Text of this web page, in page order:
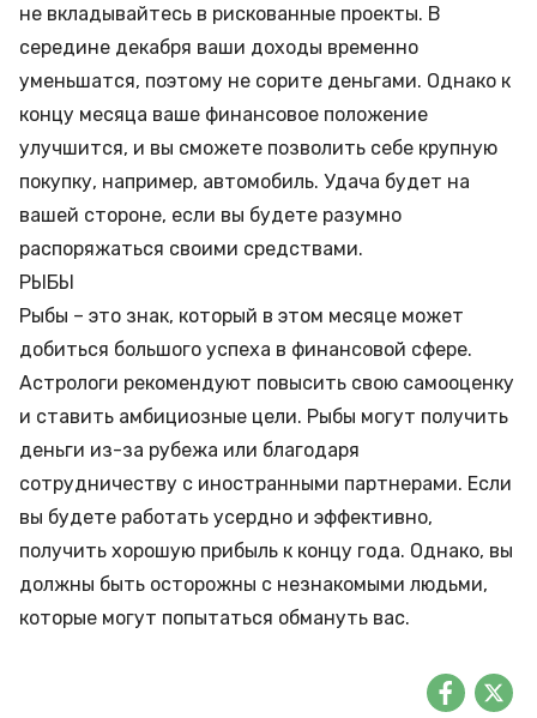
не вкладывайтесь в рискованные проекты. В
середине декабря ваши доходы временно
уменьшатся, поэтому не сорите деньгами. Однако к
концу месяца ваше финансовое положение
улучшится, и вы сможете позволить себе крупную
покупку, например, автомобиль. Удача будет на
вашей стороне, если вы будете разумно
распоряжаться своими средствами.
РЫБЫ
Рыбы – это знак, который в этом месяце может
добиться большого успеха в финансовой сфере.
Астрологи рекомендуют повысить свою самооценку
и ставить амбициозные цели. Рыбы могут получить
деньги из-за рубежа или благодаря
сотрудничеству с иностранными партнерами. Если
вы будете работать усердно и эффективно,
получить хорошую прибыль к концу года. Однако, вы
должны быть осторожны с незнакомыми людьми,
которые могут попытаться обмануть вас.